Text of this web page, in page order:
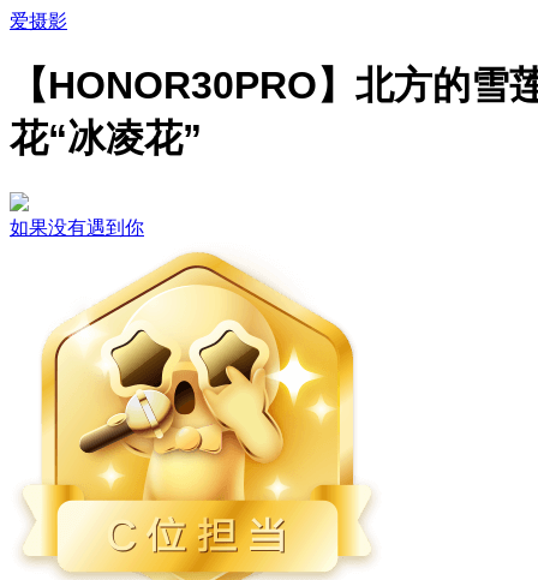
爱摄影
【HONOR30PRO】北方的雪
花“冰凌花”
如果没有遇到你